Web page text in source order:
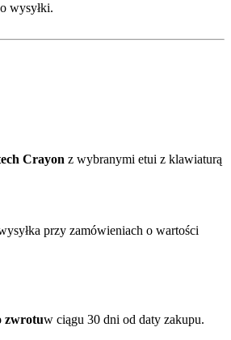
wysyłki.
Crayon z wybranymi etui z klawiaturą
przy zamówieniach o wartości
zwrotuw ciągu 30 dni od daty zakupu.